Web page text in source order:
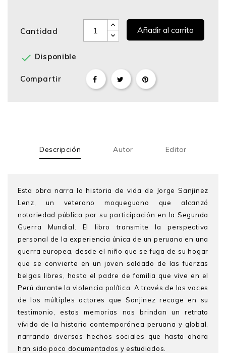
Cantidad Añadir al carrito
 Disponible
Compartir
Descripción Autor Editor
Esta obra narra la historia de vida de Jorge Sanjinez
Lenz, un veterano moqueguano que alcanzó
notoriedad pública por su participación en la Segunda
Guerra Mundial. El libro transmite la perspectiva
personal de la experiencia única de un peruano en una
guerra europea, desde el niño que se fuga de su hogar
que se convierte en un joven soldado de las fuerzas
belgas libres, hasta el padre de familia que vive en el
Perú durante la violencia política. A través de las voces
de los múltiples actores que Sanjinez recoge en su
testimonio, estas memorias nos brindan un retrato
vívido de la historia contemporánea peruana y global,
narrando diversos hechos sociales que hasta ahora
han sido poco documentados y estudiados.